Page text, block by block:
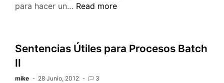
para hacer un… Tips
Batch
Read more
Sentencias Útiles para Procesos Batch
II
mike 28 Junio, 2012 3